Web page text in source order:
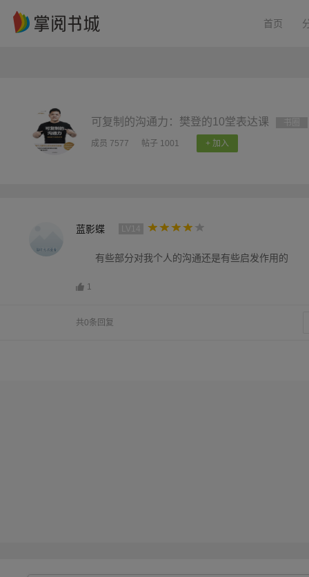
首页
可复制的沟通力：樊登的10堂表达课
成员 7577 帖子 1001 + 加入
蓝影蝶
有些部分对我个人的沟通还是有些启发作用的
1
共0条回复